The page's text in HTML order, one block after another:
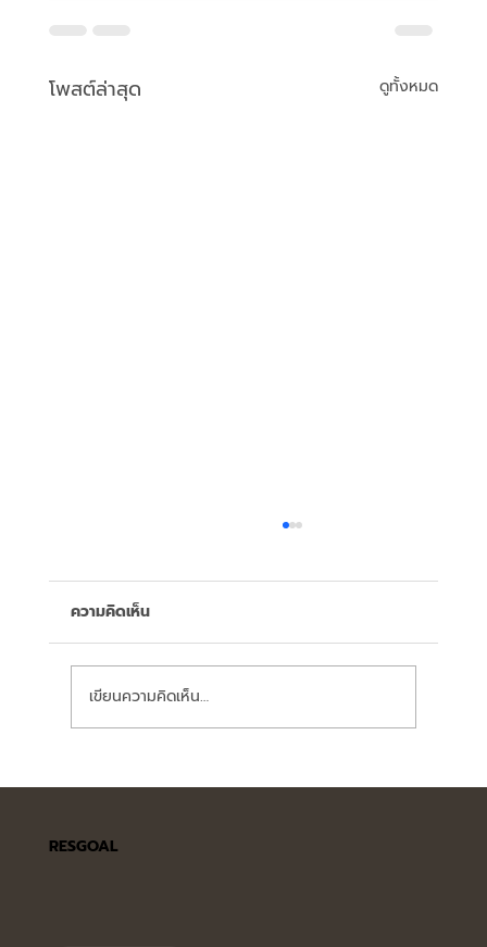
โพสต์ล่าสุด ดูทั้งหมด
มาตรฐานการออกแบบ เคาน์เตอร์บาร์ในร้าน
ความคิดเห็น
เขียนความคิดเห็น…
RESGOAL